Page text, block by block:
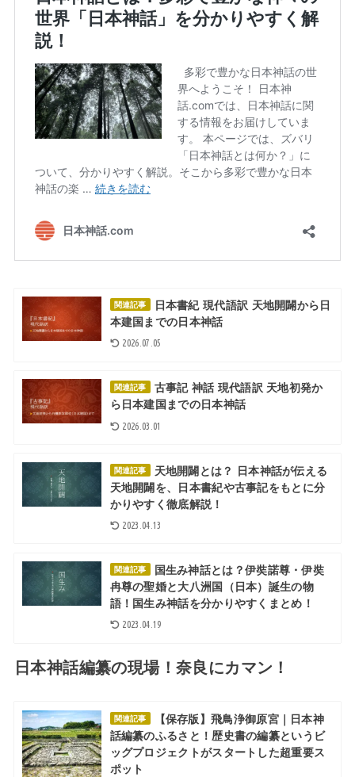
関連記事
日本書紀 現代語訳 天地開闢から日
本建国までの日本神話
2026.07.05
関連記事
古事記 神話 現代語訳 天地初発か
ら日本建国までの日本神話
2026.03.01
関連記事
天地開闢とは？ 日本神話が伝える
天地開闢を、日本書紀や古事記をもとに分
かりやすく徹底解説！
2023.04.13
関連記事
国生み神話とは？伊奘諾尊・伊奘
冉尊の聖婚と大八洲国（日本）誕生の物
語！国生み神話を分かりやすくまとめ！
2023.04.19
日本神話編纂の現場！奈良にカマン！
関連記事
【保存版】飛鳥浄御原宮｜日本神
話編纂のふるさと！歴史書の編纂というビ
ッグプロジェクトがスタートした超重要ス
ポット